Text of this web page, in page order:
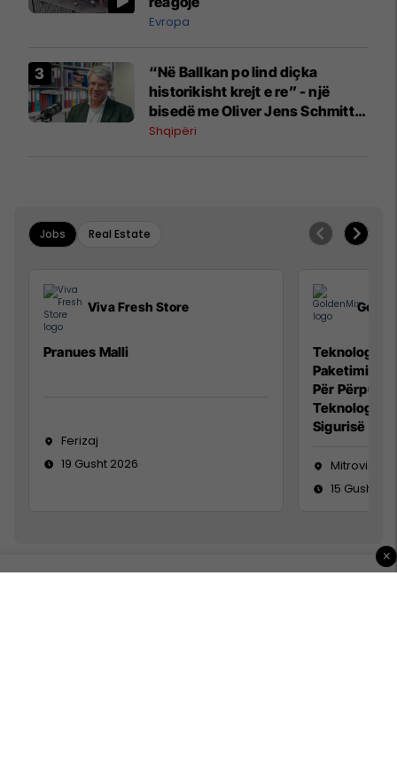
Evropa
“Në Ballkan po lind diçka
historikisht krejt e re” - një
bisedë me Oliver Jens Schmitt
mbi protestat në Shqipëri dhe të
Shqipëri
Jobs Real Estate
Viva Fresh Store
Pranues Malli
Ferizaj
19 Gusht 2026
Teknolog/e
Paketimin e
Për
Teknolog/e
Sigurisë së
Mitrovicë
15 Gusht
×